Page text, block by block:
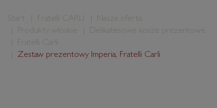
Start Fratelli CARLI
Nasza oferta
Produkty włoskie
Delikatesowe kosze prezentowe
Fratelli Carli
Zestaw prezentowy Imperia, Fratelli Carli